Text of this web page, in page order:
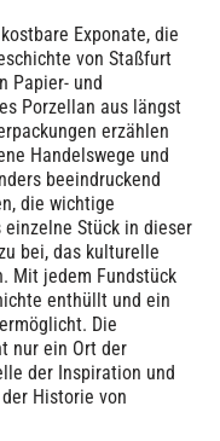
Exponate, die
von Staßfurt
Papier- und
Porzellan aus längst
erzählen
Handelswege und
beeindruckend
die wichtige
Stück in dieser
bei, das kulturelle
Mit jedem Fundstück
enthüllt und ein
Die
nur ein Ort der
der Inspiration und
Historie von